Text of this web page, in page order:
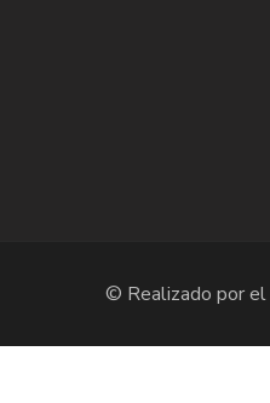
© Realizado por el